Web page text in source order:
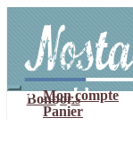
navigation
contenu
Mon compte
Panier
Bonbons